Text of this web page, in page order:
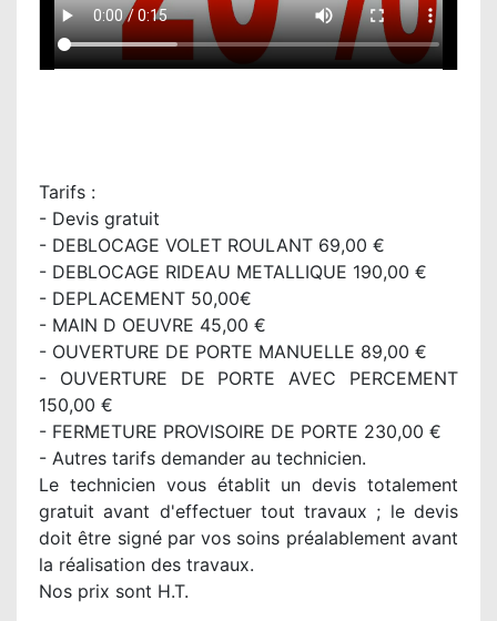
Tarifs :
- Devis gratuit
- DEBLOCAGE VOLET ROULANT 69,00 €
- DEBLOCAGE RIDEAU METALLIQUE 190,00 €
- DEPLACEMENT 50,00€
- MAIN D OEUVRE 45,00 €
- OUVERTURE DE PORTE MANUELLE 89,00 €
- OUVERTURE DE PORTE AVEC PERCEMENT
150,00 €
- FERMETURE PROVISOIRE DE PORTE 230,00 €
- Autres tarifs demander au technicien.
Le technicien vous établit un devis totalement
gratuit avant d'effectuer tout travaux ; le devis
doit être signé par vos soins préalablement avant
la réalisation des travaux.
Nos prix sont H.T.